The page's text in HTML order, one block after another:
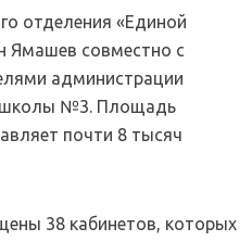
отделения «Единой
Ямашев совместно с
администрации
школы №3. Площадь
почти 8 тысяч
38 кабинетов, которых